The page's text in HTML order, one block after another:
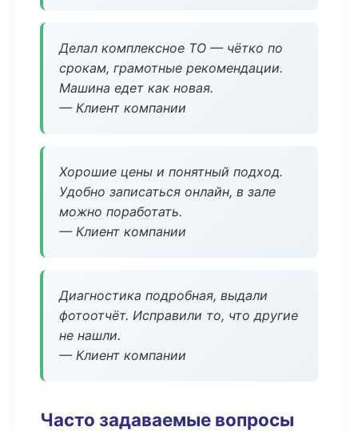
Делал комплексное ТО — чётко по
срокам, грамотные рекомендации.
Машина едет как новая.
— Клиент компании
Хорошие цены и понятный подход.
Удобно записаться онлайн, в зале
можно поработать.
— Клиент компании
Диагностика подробная, выдали
фотоотчёт. Исправили то, что другие
не нашли.
— Клиент компании
Часто задаваемые вопросы